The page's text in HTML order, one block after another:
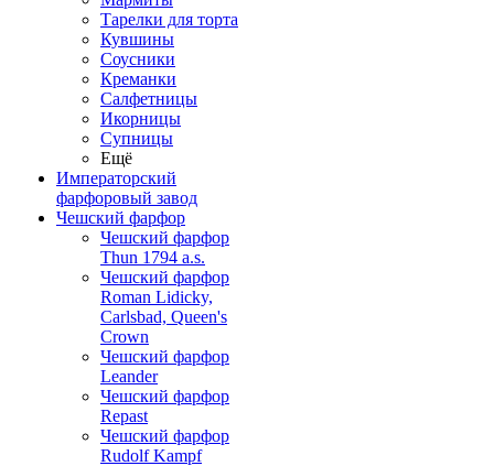
Тарелки для торта
Кувшины
Соусники
Креманки
Салфетницы
Икорницы
Супницы
Ещё
Императорский
фарфоровый завод
Чешский фарфор
Чешский фарфор
Thun 1794 a.s.
Чешский фарфор
Roman Lidicky,
Carlsbad, Queen's
Crown
Чешский фарфор
Leander
Чешский фарфор
Repast
Чешский фарфор
Rudolf Kampf